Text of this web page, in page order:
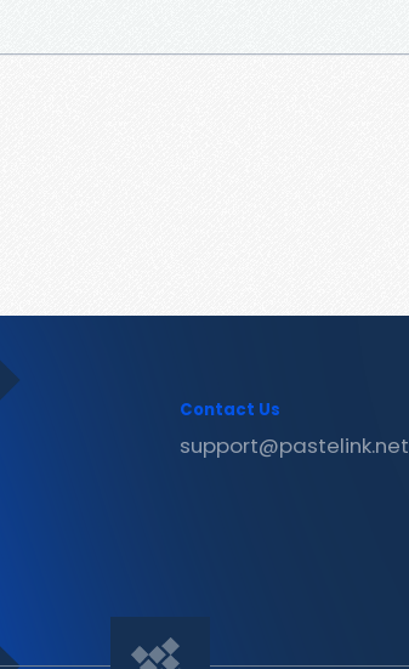
Contact Us
support@pastelink.net